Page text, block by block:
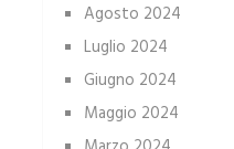
Agosto 2024
Luglio 2024
Giugno 2024
Maggio 2024